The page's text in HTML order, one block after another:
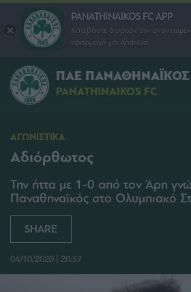
PANATHINAIKOS FC APP
Κατεβάστε δωρεάν την
εφαρμογή για Android
ΠΑΕ ΠΑΝΑΘΗΝΑΪΚΟΣ
PANATHINAIKOS FC
ΑΓΩΝΙΣΤΙΚΑ
Αδιόρθωτος
Την ήττα με 1-0 από τον Άρη
Παναθηναϊκός στο Ολυμπιακό
SHARE
04/10/2020 | 20:57